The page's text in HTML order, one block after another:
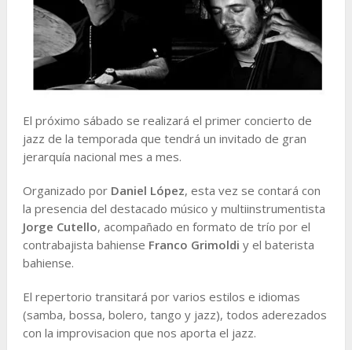
El próximo sábado se realizará el primer concierto de
jazz de la temporada que tendrá un invitado de gran
jerarquía nacional mes a mes.
Organizado porDaniel López, esta vez se contará con
la presencia del destacado músico y multiinstrumentista
Jorge Cutello, acompañado en formato de trío por el
contrabajista bahiense Franco Grimoldi y el baterista
bahiense.
El repertorio transitará por varios estilos e idiomas
(samba, bossa, bolero, tango y jazz), todos aderezados
con la improvisacion que nos aporta el jazz.